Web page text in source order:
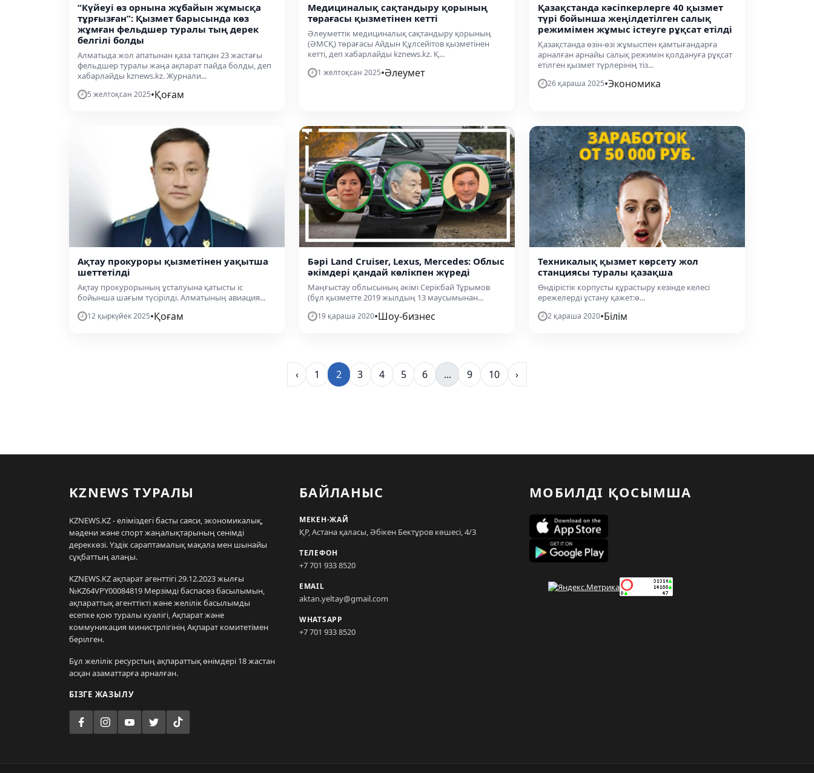
“Күйеуі өз орнына жұбайын жұмысқа
тұрғызған”: Қызмет барысында көз
жұмған фельдшер туралы тың дерек
белгілі болды
Алматыда жол апатынан қаза тапқан 23 жастағы
фельдшер туралы жаңа ақпарат пайда болды, деп
хабарлайды kznews.kz. Журнали...
5 желтоқсан 2025•Қоғам
Медициналық сақтандыру қорының
төрағасы қызметінен кетті
Әлеуметтік медициналық сақтандыру қорының
(ӘМСҚ) төрағасы Айдын Құлсейітов қызметінен
кетті, деп хабарлайды kznews.kz. Қ...
1 желтоқсан 2025•Әлеумет
Қазақстанда кәсіпкерлерге 40 қызмет
түрі бойынша жеңілдетілген салық
режимімен жұмыс істеуге рұқсат етілді
Қазақстанда өзін-өзі жұмыспен қамтығандарға
арналған арнайы салық режимін қолдануға рұқсат
етілген қызмет түрлерінің тіз...
26 қараша 2025•Экономика
Ақтау прокуроры қызметінен уақытша
шеттетілді
Ақтау прокурорының ұсталуына қатысты іс
бойынша шағым түсірілді. Алматының авиация...
12 қыркүйек 2025•Қоғам
Бәрі Land Cruiser, Lexus, Mercedes: Облыс
әкімдері қандай көлікпен жүреді
Маңғыстау облысының әкімі Серікбай Тұрымов
(бұл қызметте 2019 жылдың 13 маусымынан...
19 қараша 2020•Шоу-бизнес
Техникалық қызмет көрсету жол
станциясы туралы қазақша
Өндірістік корпусты құрастыру кезінде келесі
ережелерді ұстану қажет:ө...
2 қараша 2020•Білім
‹ 1 2 3 4 5 6 ... 9 10 ›
KZNEWS ТУРАЛЫ
KZNEWS.KZ - еліміздегі басты саяси, экономикалық,
мәдени және спорт жаңалықтарының сенімді
дереккөзі. Үздік сараптамалық мақала мен шынайы
сұқбаттың алаңы.
KZNEWS.KZ ақпарат агенттігі 29.12.2023 жылғы
№KZ64VPY00084819 Мерзімді баспасөз басылымын,
ақпараттық агенттікті және желілік басылымды
есепке қою туралы куәлігі, Ақпарат және
коммуникация министрлігінің Ақпарат комитетімен
берілген.
Бұл желілік ресурстың ақпараттық өнімдері 18 жастан
асқан азаматтарға арналған.
БІЗГЕ ЖАЗЫЛУ
БАЙЛАНЫС
МЕКЕН-ЖАЙ
ҚР, Астана қаласы, Әбікен Бектұров көшесі, 4/3
ТЕЛЕФОН
+7 701 933 8520
EMAIL
aktan.yeltay@gmail.com
WHATSAPP
+7 701 933 8520
МОБИЛДІ ҚОСЫМША